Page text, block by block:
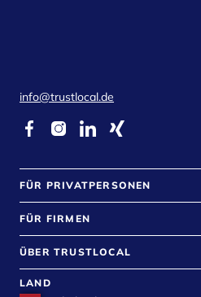
info@trustlocal.de
FÜR PRIVATPERSONEN
FÜR FIRMEN
ÜBER TRUSTLOCAL
LAND